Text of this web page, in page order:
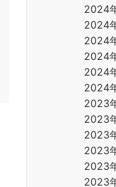
2024
2024
2024
2024
2024
2024
2023
2023
2023
2023
2023
2023